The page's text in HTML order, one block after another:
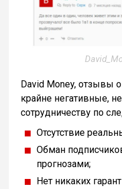
David Money, отзывы
крайне негативные,
сотрудничеству по
Отсутствие
Обман
прогнозами;
Нет никаких